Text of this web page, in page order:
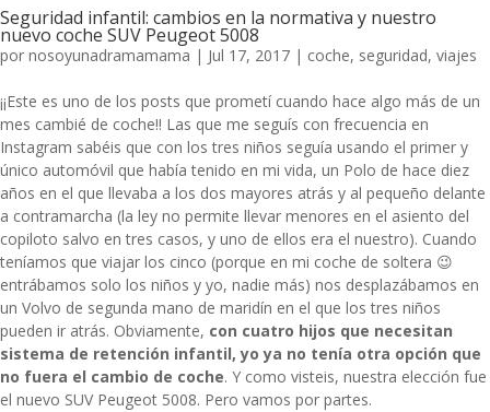
Seguridad infantil: cambios en la normativa y nuestro
nuevo coche SUV Peugeot 5008
por nosoyunadramamama | Jul 17, 2017 | coche, seguridad, viajes
¡¡Este es uno de los posts que prometí cuando hace algo más de un
mes cambié de coche!! Las que me seguís con frecuencia en
Instagram sabéis que con los tres niños seguía usando el primer y
único automóvil que había tenido en mi vida, un Polo de hace diez
años en el que llevaba a los dos mayores atrás y al pequeño delante
a contramarcha (la ley no permite llevar menores en el asiento del
copiloto salvo en tres casos, y uno de ellos era el nuestro). Cuando
teníamos que viajar los cinco (porque en mi coche de soltera 😉
entrábamos solo los niños y yo, nadie más) nos desplazábamos en
un Volvo de segunda mano de maridín en el que los tres niños
pueden ir atrás. Obviamente, con cuatro hijos que necesitan
sistema de retención infantil, yo ya no tenía otra opción que
no fuera el cambio de coche. Y como visteis, nuestra elección fue
el nuevo SUV Peugeot 5008. Pero vamos por partes.